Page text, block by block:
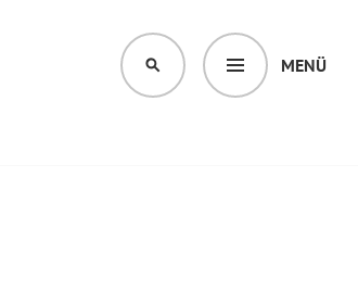
MENÜ
SUCHEN